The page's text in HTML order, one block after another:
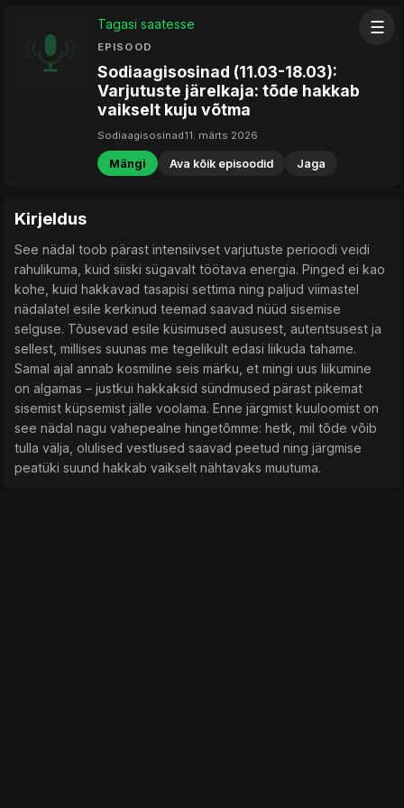
☰
Tagasi saatesse
EPISOOD
Sodiaagisosinad (11.03-18.03):
Varjutuste järelkaja: tõde hakkab
vaikselt kuju võtma
Sodiaagisosinad11. märts 2026
Mängi Ava kõik episoodid Jaga
Kirjeldus
See nädal toob pärast intensiivset varjutuste perioodi veidi
rahulikuma, kuid siiski sügavalt töötava energia. Pinged ei kao
kohe, kuid hakkavad tasapisi settima ning paljud viimastel
nädalatel esile kerkinud teemad saavad nüüd sisemise
selguse. Tõusevad esile küsimused aususest, autentsusest ja
sellest, millises suunas me tegelikult edasi liikuda tahame.
Samal ajal annab kosmiline seis märku, et mingi uus liikumine
on algamas – justkui hakkaksid sündmused pärast pikemat
sisemist küpsemist jälle voolama. Enne järgmist kuuloomist on
see nädal nagu vahepealne hingetõmme: hetk, mil tõde võib
tulla välja, olulised vestlused saavad peetud ning järgmise
peatüki suund hakkab vaikselt nähtavaks muutuma.